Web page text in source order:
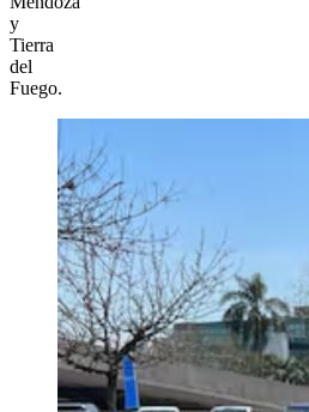
y
Tierra
del
Fuego.